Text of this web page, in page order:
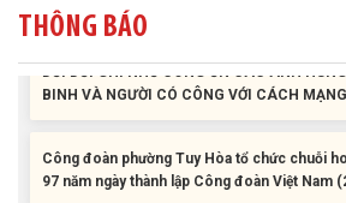
THÔNG BÁO
Công đoàn phường Tuy Hòa tổ chức chuỗi
97 năm ngày thành lập Công đoàn Việt Nam
Liên đoàn Lao động tỉnh tổ chức trao kinh
Mái ấm Công đoàn cho đoàn viên công